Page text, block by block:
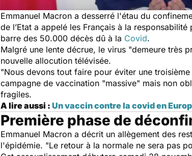
Emmanuel Macron a desserré l'étau du
de l’Etat a appelé les Français à la
barre des 50.000 décès dû à la Covid.
Malgré une lente décrue, le virus "demeure très
nouvelle allocution télévisée.
"Nous devons tout faire pour éviter une
campagne de vaccination "massive" mais non
fragiles.
A lire aussi : Un vaccin contre la covid en
Première phase de
Emmanuel Macron a décrit un allègement des
l'épidémie. "Le retour à la normale ne sera pas